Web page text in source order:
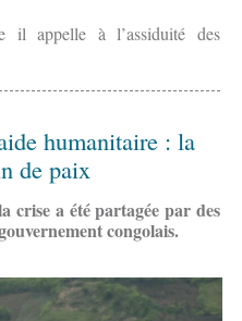
appelle à l’assiduité des
humanitaire : la
de paix
crise a été partagée par des
congolais.